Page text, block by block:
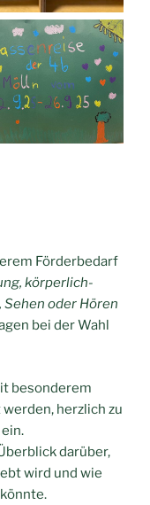
Förderbedarf
körperlich-
oder Hören
bei der Wahl
besonderem
herzlich zu
darüber,
wird und wie